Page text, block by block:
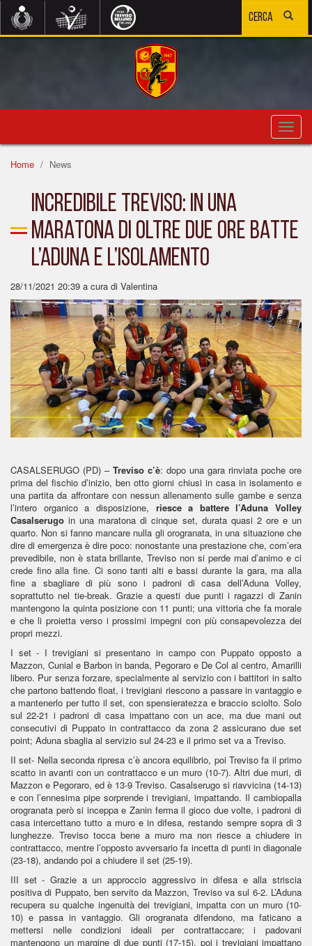
Home
News
INCREDIBILE TREVISO: IN UNA
MARATONA DI OLTRE DUE ORE BATTE
L’ADUNA E L’ISOLAMENTO
28/11/2021 20:39 a cura di Valentina
CASALSERUGO (PD) – Treviso c’è: dopo una gara rinviata poche ore
prima del fischio d’inizio, ben otto giorni chiusi in casa in isolamento e
una partita da affrontare con nessun allenamento sulle gambe e senza
l’intero organico a disposizione, riesce a battere l’Aduna Volley
Casalserugo in una maratona di cinque set, durata quasi 2 ore e un
quarto. Non si fanno mancare nulla gli orogranata, in una situazione che
dire di emergenza è dire poco: nonostante una prestazione che, com’era
prevedibile, non è stata brillante, Treviso non si perde mai d’animo e ci
crede fino alla fine. Ci sono tanti alti e bassi durante la gara, ma alla
fine a sbagliare di più sono i padroni di casa dell’Aduna Volley,
soprattutto nel tie-break. Grazie a questi due punti i ragazzi di Zanin
mantengono la quinta posizione con 11 punti; una vittoria che fa morale
e che li proietta verso i prossimi impegni con più consapevolezza dei
propri mezzi.
I set - I trevigiani si presentano in campo con Puppato opposto a
Mazzon, Cunial e Barbon in banda, Pegoraro e De Col al centro, Amarilli
libero. Pur senza forzare, specialmente al servizio con i battitori in salto
che partono battendo float, i trevigiani riescono a passare in vantaggio e
a mantenerlo per tutto il set, con spensieratezza e braccio sciolto. Solo
sul 22-21 i padroni di casa impattano con un ace, ma due mani out
consecutivi di Puppato in contrattacco da zona 2 assicurano due set
point; Aduna sbaglia al servizio sul 24-23 e il primo set va a Treviso.
II set- Nella seconda ripresa c’è ancora equilibrio, poi Treviso fa il primo
scatto in avanti con un contrattacco e un muro (10-7). Altri due muri, di
Mazzon e Pegoraro, ed è 13-9 Treviso. Casalserugo si riavvicina (14-13)
e con l’ennesima pipe sorprende i trevigiani, impattando. Il cambiopalla
orogranata però si inceppa e Zanin ferma il gioco due volte, i padroni di
casa intercettano tutto a muro e in difesa, restando sempre sopra di 3
lunghezze. Treviso tocca bene a muro ma non riesce a chiudere in
contrattacco, mentre l’opposto avversario fa incetta di punti in diagonale
(23-18), andando poi a chiudere il set (25-19).
III set - Grazie a un approccio aggressivo in difesa e alla striscia
positiva di Puppato, ben servito da Mazzon, Treviso va sul 6-2. L’Aduna
recupera su qualche ingenuità dei trevigiani, impatta con un muro (10-
10) e passa in vantaggio. Gli orogranata difendono, ma faticano a
mettersi nelle condizioni ideali per contrattaccare; i padovani
mantengono un margine di due punti (17-15), poi i trevigiani impattano